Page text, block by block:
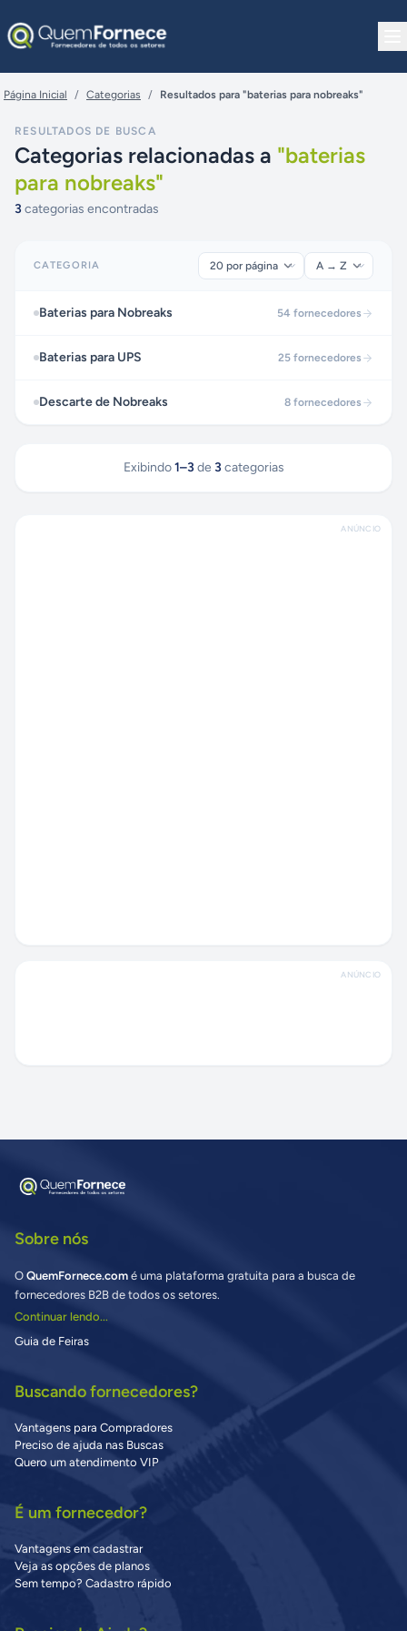
Página Inicial / Categorias / Resultados para "baterias para nobreaks"
RESULTADOS DE BUSCA
Categorias relacionadas a "baterias
para nobreaks"
3 categorias encontradas
CATEGORIA
Baterias para Nobreaks 54 fornecedores
Baterias para UPS 25 fornecedores
Descarte de Nobreaks 8 fornecedores
Exibindo 1–3 de 3 categorias
ANÚNCIO
ANÚNCIO
Sobre nós
O QuemFornece.com é uma plataforma gratuita para a busca de
fornecedores B2B de todos os setores.
Continuar lendo...
Guia de Feiras
Buscando fornecedores?
Vantagens para Compradores
Preciso de ajuda nas Buscas
Quero um atendimento VIP
É um fornecedor?
Vantagens em cadastrar
Veja as opções de planos
Sem tempo? Cadastro rápido